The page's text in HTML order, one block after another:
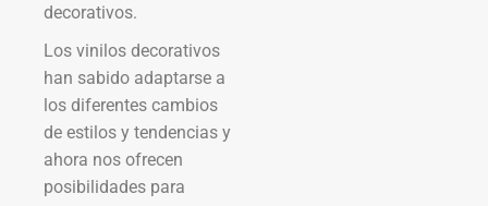
decorativos.
Los vinilos decorativos
han sabido adaptarse a
los diferentes cambios
de estilos y tendencias y
ahora nos ofrecen
posibilidades para